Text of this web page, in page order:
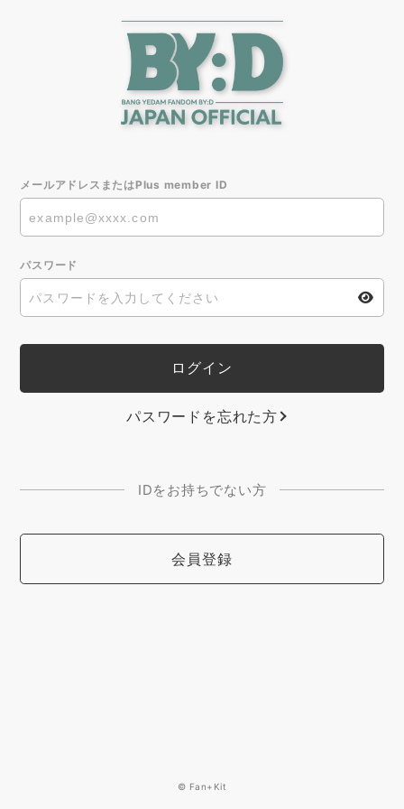
メールアドレスまたはPlus member ID
パスワード
パスワードを忘れた方
IDをお持ちでない方
会員登録
© Fan+Kit